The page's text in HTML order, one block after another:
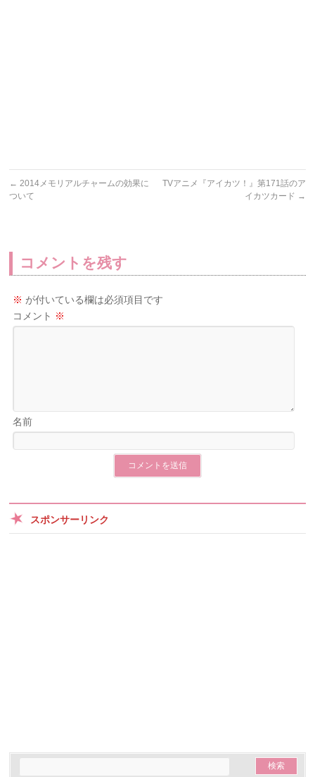
← 2014メモリアルチャームの効果に
ついて
TVアニメ『アイカツ！』第171話のア
イカツカード →
コメントを残す
※ が付いている欄は必須項目です
コメント ※
名前
スポンサーリンク